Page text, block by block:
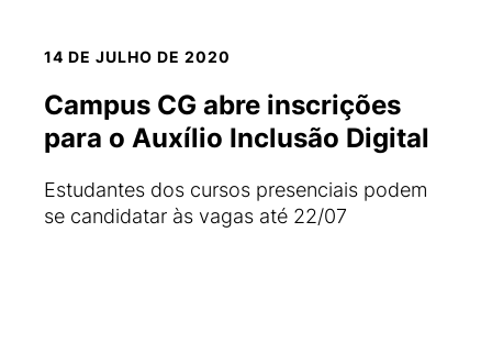
14 DE JULHO DE 2020
Campus CG abre inscrições
para o Auxílio Inclusão Digital
Estudantes dos cursos presenciais podem
se candidatar às vagas até 22/07